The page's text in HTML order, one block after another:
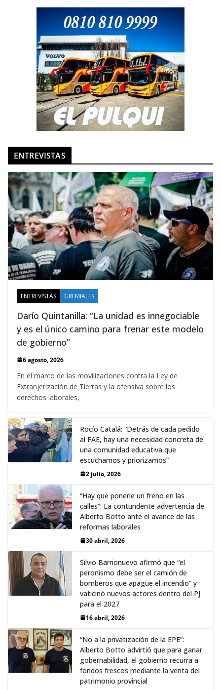
ENTREVISTAS
ENTREVISTAS GREMIALES
Darío Quintanilla: “La unidad es innegociable
y es el único camino para frenar este modelo
de gobierno”
6 agosto, 2026
En el marco de las movilizaciones contra la Ley de
Extranjerización de Tierras y la ofensiva sobre los
derechos laborales,
Rocío Catalá: “Detrás de cada pedido
al FAE, hay una necesidad concreta de
una comunidad educativa que
escuchamos y priorizamos”
2 julio, 2026
“Hay que ponerle un freno en las
calles”: La contundente advertencia de
Alberto Botto ante el avance de las
reformas laborales
30 abril, 2026
Silvio Barrionuevo afirmó que “el
peronismo debe ser el camión de
bomberos que apague el incendio” y
vaticinó nuevos actores dentro del PJ
para el 2027
16 abril, 2026
“No a la privatización de la EPE”:
Alberto Botto advirtió que para ganar
gobernabilidad, el gobierno recurra a
fondos frescos mediante la venta del
patrimonio provincial